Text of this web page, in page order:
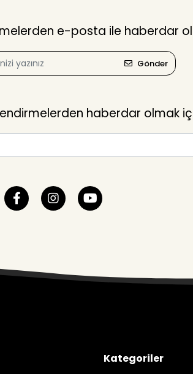
e-posta ile haberdar
Gönder
haberdar olmak
Kategoriler